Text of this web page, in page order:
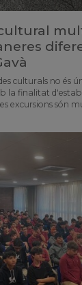
culturals no és
la finalitat
excursions són